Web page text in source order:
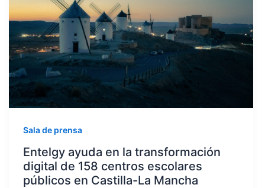
Sala de prensa
Entelgy ayuda en la transformación
digital de 158 centros escolares
públicos en Castilla-La Mancha